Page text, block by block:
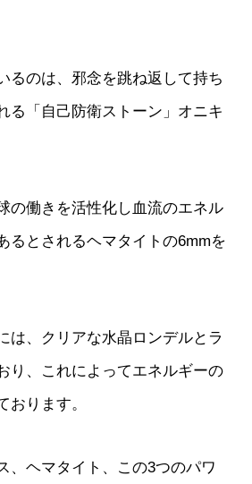
るのは、邪念を跳ね返して持ち
る「自己防衛ストーン」オニキ
の働きを活性化し血流のエネル
るとされるヘマタイトの6mmを
は、クリアな水晶ロンデルとラ
り、これによってエネルギーの
おります。
、ヘマタイト、この3つのパワ